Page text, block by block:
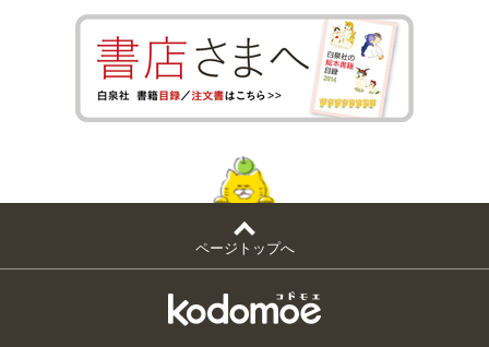
ページトップへ